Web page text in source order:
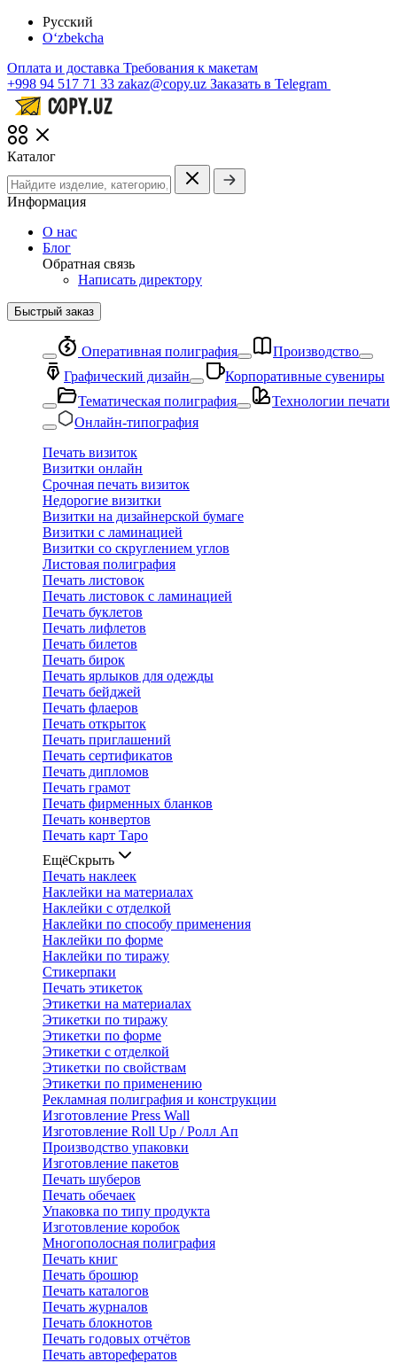
Русский
O‘zbekcha
Оплата и доставка Требования к макетам
+998 94 517 71 33 zakaz@copy.uz Заказать в Telegram
Каталог
Информация
О нас
Блог
Обратная связь
Написать директору
Быстрый заказ
Оперативная полиграфия
Производство
Графический дизайн
Корпоративные сувениры
Тематическая полиграфия
Технологии печати
Онлайн-типография
Печать визиток
Визитки онлайн
Срочная печать визиток
Недорогие визитки
Визитки на дизайнерской бумаге
Визитки с ламинацией
Визитки со скруглением углов
Листовая полиграфия
Печать листовок
Печать листовок с ламинацией
Печать буклетов
Печать лифлетов
Печать билетов
Печать бирок
Печать ярлыков для одежды
Печать бейджей
Печать флаеров
Печать открыток
Печать приглашений
Печать сертификатов
Печать дипломов
Печать грамот
Печать фирменных бланков
Печать конвертов
Печать карт Таро
ЕщёСкрыть
Печать наклеек
Наклейки на материалах
Наклейки с отделкой
Наклейки по способу применения
Наклейки по форме
Наклейки по тиражу
Стикерпаки
Печать этикеток
Этикетки на материалах
Этикетки по тиражу
Этикетки по форме
Этикетки с отделкой
Этикетки по свойствам
Этикетки по применению
Рекламная полиграфия и конструкции
Изготовление Press Wall
Изготовление Roll Up / Ролл Ап
Производство упаковки
Изготовление пакетов
Печать шуберов
Печать обечаек
Упаковка по типу продукта
Изготовление коробок
Многополосная полиграфия
Печать книг
Печать брошюр
Печать каталогов
Печать журналов
Печать блокнотов
Печать годовых отчётов
Печать авторефератов